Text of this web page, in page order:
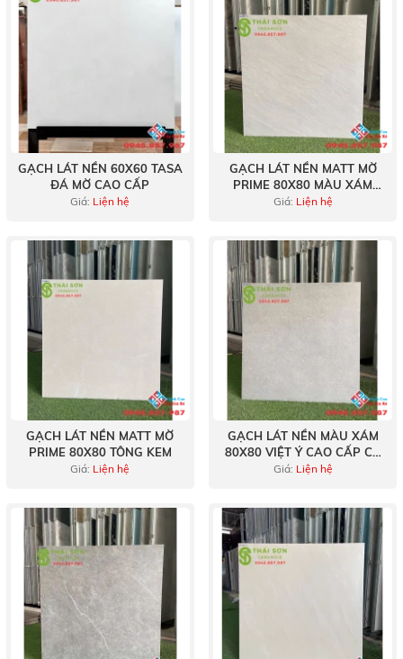
GẠCH LÁT NỀN 60X60 TASA
ĐÁ MỜ CAO CẤP
Giá: Liện hệ
GẠCH LÁT NỀN MATT MỜ
PRIME 80X80 MÀU XÁM
CAO CẤP
Giá: Liện hệ
GẠCH LÁT NỀN MATT MỜ
PRIME 80X80 TÔNG KEM
Giá: Liện hệ
GẠCH LÁT NỀN MÀU XÁM
80X80 VIỆT Ý CAO CẤP CỦ
CHI
Giá: Liện hệ